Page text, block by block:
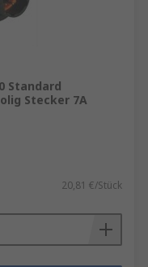
Standard
Stecker 7A
20,81 €/Stück